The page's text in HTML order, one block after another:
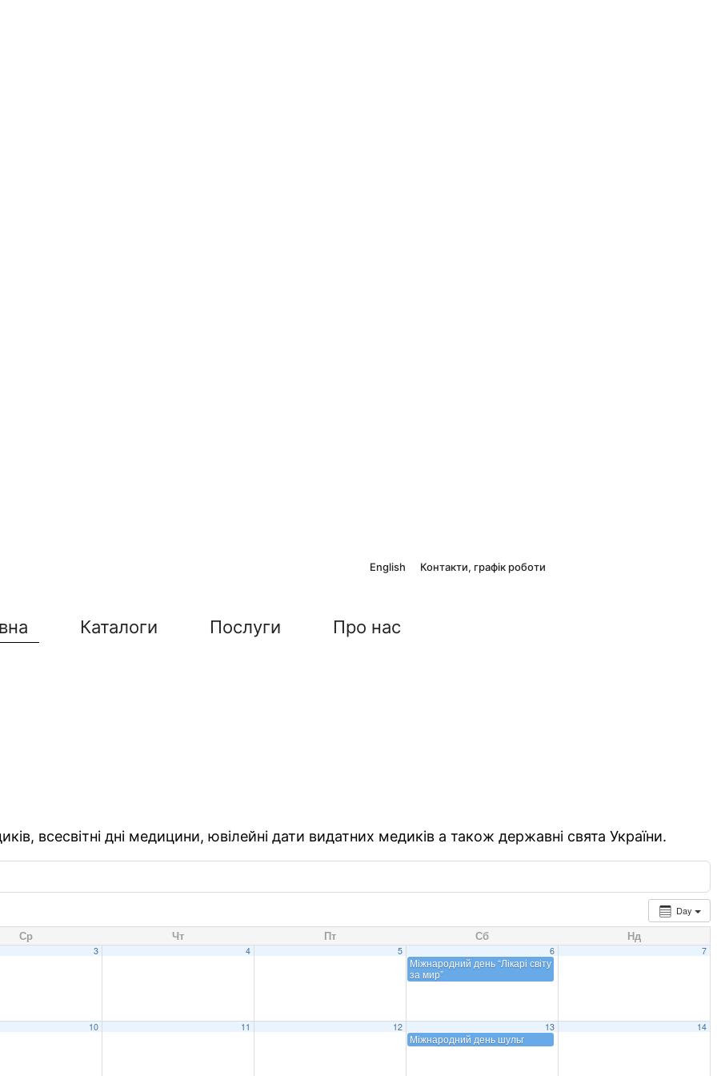
English Контакти, графік роботи
Каталоги Послуги Про нас
всесвітні дні медицини, ювілейні дати видатних медиків а також державні свята України.
Day
Ср Чт Пт Сб Нд
3 4 5 6
Міжнародний день “Лікарі світу
за мир”
7
10 11 12 13
Міжнародний день шульг
14